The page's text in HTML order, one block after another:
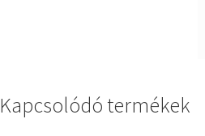
Kapcsolódó termékek